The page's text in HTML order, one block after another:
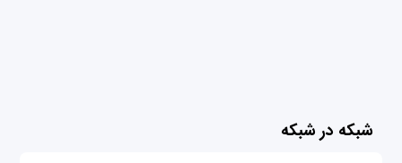
شبکه در شبکه